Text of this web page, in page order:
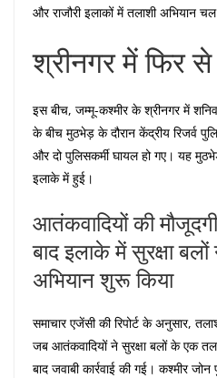
और राजौरी इलाकों में तलाशी अभियान
श्रीनगर में फिर से
इस बीच, जम्मू-कश्मीर के श्रीनगर में
के बीच मुठभेड़ के दौरान केंद्रीय रिजर्व
और दो पुलिसकर्मी घायल हो गए। यह
इलाके में हुई।
आतंकवादियों की
बाद इलाके में सुरक्षा
अभियान शुरू किया
समाचार एजेंसी की रिपोर्ट के अनुसार,
जब आतंकवादियों ने सुरक्षा बलों के एक
बाद जवाबी कार्रवाई की गई। कश्मीर